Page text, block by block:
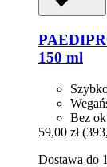
150 ml
Bez
59,00 zł
Dostawa do